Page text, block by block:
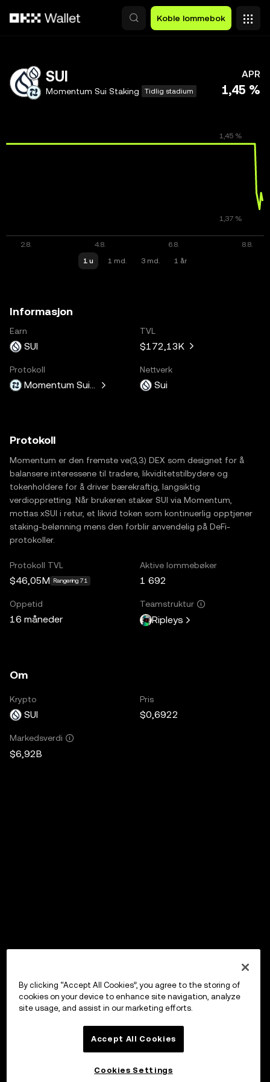
Koble lommebok
SUI
Momentum Sui Staking Tidlig stadium
APR
1,45 %
1 u 1 md. 3 md. 1 år
Informasjon
Earn
SUI
TVL
$172,13K
Protokoll
Momentum Sui Staking
Nettverk
Sui
Protokoll
Momentum er den fremste ve(3,3) DEX som designet for å
balansere interessene til tradere, likviditetstilbydere og
tokenholdere for å driver bærekraftig, langsiktig
verdioppretting. Når brukeren staker SUI via Momentum,
mottas xSUI i retur, et likvid token som kontinuerlig opptjener
staking-belønning mens den forblir anvendelig på DeFi-
protokoller.
Protokoll TVL
$46,05M Rangering 71
Aktive lommebøker
1 692
Oppetid
16 måneder
Teamstruktur
Ripleys
Om
Krypto
SUI
Pris
$0,6922
Markedsverdi
$6,92B
By clicking “Accept All Cookies”, you agree to the storing of
cookies on your device to enhance site navigation, analyze
site usage, and assist in our marketing efforts.
Accept All Cookies
Cookies Settings